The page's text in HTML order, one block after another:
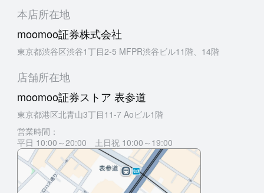
本店所在地
moomoo証券株式会社
東京都渋谷区渋谷1丁目2-5 MFPR渋谷ビル11階、14階
店舗所在地
moomoo証券ストア 表参道
東京都港区北青山3丁目11-7 Aoビル1階
営業時間：
平日 10:00～20:00 土日祝 10:00～19:00